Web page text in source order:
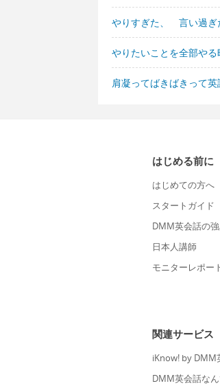
やりすぎた、 言い過ぎ
やりたいことを全部や
肩凝ってばきばきって
はじめる前に
はじめての方へ
スタートガイド
DMM英会話の
日本人講師
モニターレポー
関連サービス
iKnow! by DMM
DMM英会話な